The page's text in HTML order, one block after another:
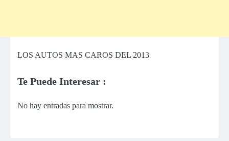
LOS AUTOS MAS CAROS DEL 2013
Te Puede Interesar :
No hay entradas para mostrar.